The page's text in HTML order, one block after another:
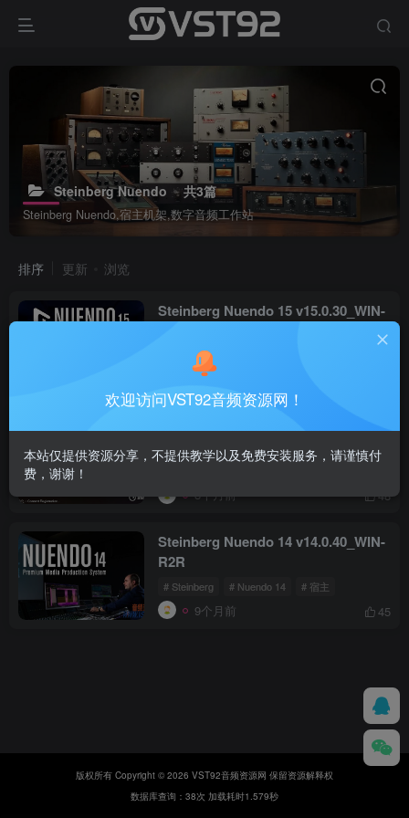
Steinberg Nuendo 共3篇
Steinberg Nuendo,宿主机架,数字音频工作站
排序 更新 浏览
Steinberg Nuendo 15 v15.0.30_WIN-
# Steinberg
1个月前
Steinberg Nuendo 14 v14.0.41_WIN-
VR
8个月前 48
Steinberg Nuendo 14 v14.0.40_WIN-
R2R
# Steinberg # Nuendo 14 # 宿主
9个月前 45
版权所有 Copyright © 2026 VST92音频资源网 保留资源解释权
数据库查询：38次 加载耗时1.579秒
欢迎访问VST92音频资源网！
本站仅提供资源分享，不提供教学以及免费安装服务，请谨慎付
费，谢谢！